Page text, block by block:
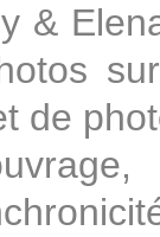
&
de